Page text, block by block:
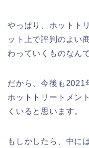
やっぱり、ホットト
ット上で評判のよい
わっていくものなん
だから、今後も2021
ホットトリートメン
くいると思います。
もしかしたら、中に